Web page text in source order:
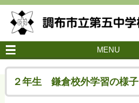
MENU
２年生 鎌倉校外学習の様子